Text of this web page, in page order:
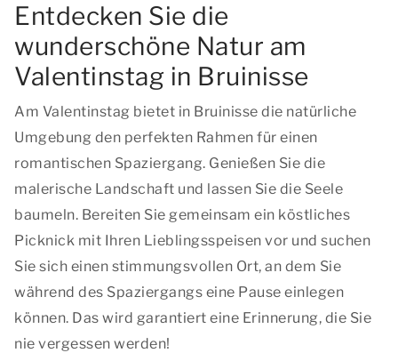
Entdecken Sie die
wunderschöne Natur am
Valentinstag in Bruinisse
Am Valentinstag bietet in Bruinisse die natürliche
Umgebung den perfekten Rahmen für einen
romantischen Spaziergang. Genießen Sie die
malerische Landschaft und lassen Sie die Seele
baumeln. Bereiten Sie gemeinsam ein köstliches
Picknick mit Ihren Lieblingsspeisen vor und suchen
Sie sich einen stimmungsvollen Ort, an dem Sie
während des Spaziergangs eine Pause einlegen
können. Das wird garantiert eine Erinnerung, die Sie
nie vergessen werden!